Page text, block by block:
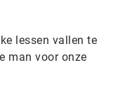
lessen vallen te
man voor onze